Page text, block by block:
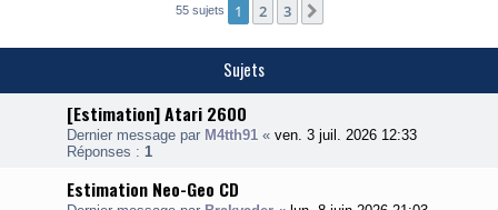
55 sujets 1 2 3
Sujets
[Estimation] Atari 2600
Dernier message par M4tth91 « ven. 3 juil. 2026 12:33
Réponses : 1
Estimation Neo-Geo CD